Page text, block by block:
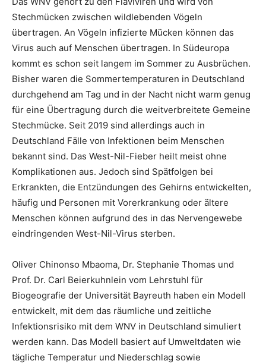
Stechmücken zwischen wildlebenden Vögeln
übertragen. An Vögeln infizierte Mücken können das
Virus auch auf Menschen übertragen. In Südeuropa
kommt es schon seit langem im Sommer zu Ausbrüchen.
Bisher waren die Sommertemperaturen in Deutschland
durchgehend am Tag und in der Nacht nicht warm genug
für eine Übertragung durch die weitverbreitete Gemeine
Stechmücke. Seit 2019 sind allerdings auch in
Deutschland Fälle von Infektionen beim Menschen
bekannt sind. Das West-Nil-Fieber heilt meist ohne
Komplikationen aus. Jedoch sind Spätfolgen bei
Erkrankten, die Entzündungen des Gehirns entwickelten,
häufig und Personen mit Vorerkrankung oder ältere
Menschen können aufgrund des in das Nervengewebe
eindringenden West-Nil-Virus sterben.
Oliver Chinonso Mbaoma, Dr. Stephanie Thomas und
Prof. Dr. Carl Beierkuhnlein vom Lehrstuhl für
Biogeografie der Universität Bayreuth haben ein Modell
entwickelt, mit dem das räumliche und zeitliche
Infektionsrisiko mit dem WNV in Deutschland simuliert
werden kann. Das Modell basiert auf Umweltdaten wie
tägliche Temperatur und Niederschlag sowie